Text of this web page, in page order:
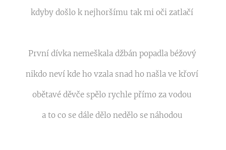
kdyby došlo k nejhoršímu tak mi oči zatlačí
První dívka nemeškala džbán popadla béžový
nikdo neví kde ho vzala snad ho našla ve křoví
obětavé děvče spělo rychle přímo za vodou
a to co se dále dělo nedělo se náhodou